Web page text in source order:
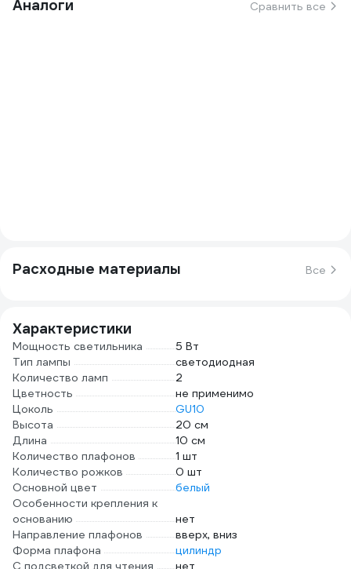
Аналоги Сравнить все
Расходные материалы Все
Характеристики
Мощность светильника
5 Вт
Тип лампы
светодиодная
Количество ламп
2
Цветность
не применимо
Цоколь
GU10
Высота
20 см
Длина
10 см
Количество плафонов
1 шт
Количество рожков
0 шт
Основной цвет
белый
Особенности крепления к
основанию
нет
Направление плафонов
вверх, вниз
Форма плафона
цилиндр
С подсветкой для чтения
нет